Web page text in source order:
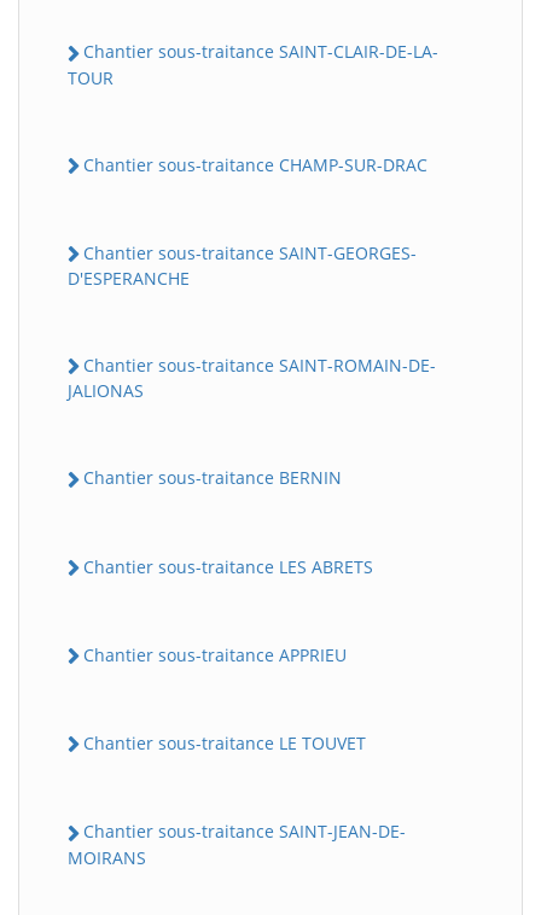
Chantier sous-traitance SAINT-CLAIR-DE-LA-
TOUR
Chantier sous-traitance CHAMP-SUR-DRAC
Chantier sous-traitance SAINT-GEORGES-
D'ESPERANCHE
Chantier sous-traitance SAINT-ROMAIN-DE-
JALIONAS
Chantier sous-traitance BERNIN
Chantier sous-traitance LES ABRETS
Chantier sous-traitance APPRIEU
Chantier sous-traitance LE TOUVET
Chantier sous-traitance SAINT-JEAN-DE-
MOIRANS